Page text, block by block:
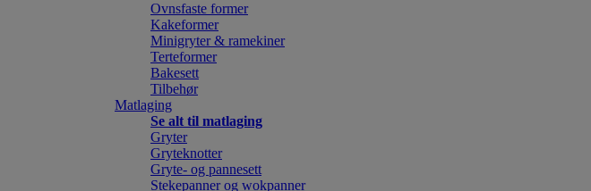
Ovnsfaste former
Kakeformer
Minigryter & ramekiner
Terteformer
Bakesett
Tilbehør
Matlaging
Se alt til matlaging
Gryter
Gryteknotter
Gryte- og pannesett
Stekepanner og wokpanner